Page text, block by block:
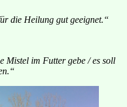
die Heilung gut geeignet.“
Mistel im Futter gebe / es soll